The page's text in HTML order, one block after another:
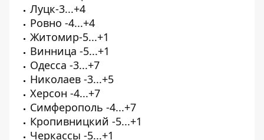
Луцк-3...+4
Ровно -4...+4
Житомир-5...+1
Винница -5...+1
Одесса -3...+7
Николаев -3...+5
Херсон -4...+7
Симферополь -4...+7
Кропивницкий -5...+1
Черкассы -5...+1